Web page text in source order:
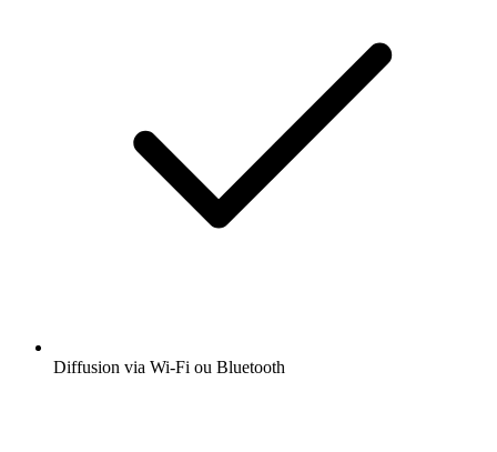
Diffusion via Wi-Fi ou Bluetooth